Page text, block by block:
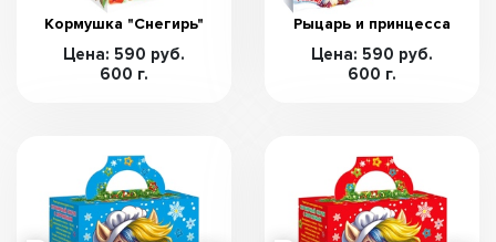
Кормушка "Снегирь"
Цена: 590 руб.
600 г.
Рыцарь и принцесса
Цена: 590 руб.
600 г.